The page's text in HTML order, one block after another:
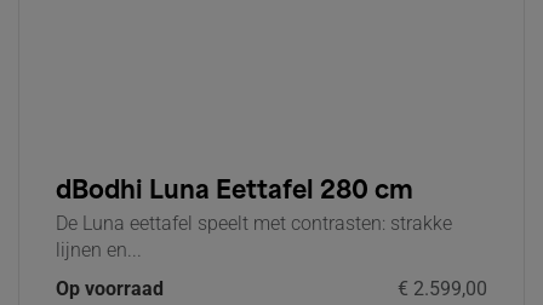
dBodhi Luna Eettafel 280 cm
De Luna eettafel speelt met contrasten: strakke
lijnen en...
Op voorraad
€ 2.599,00